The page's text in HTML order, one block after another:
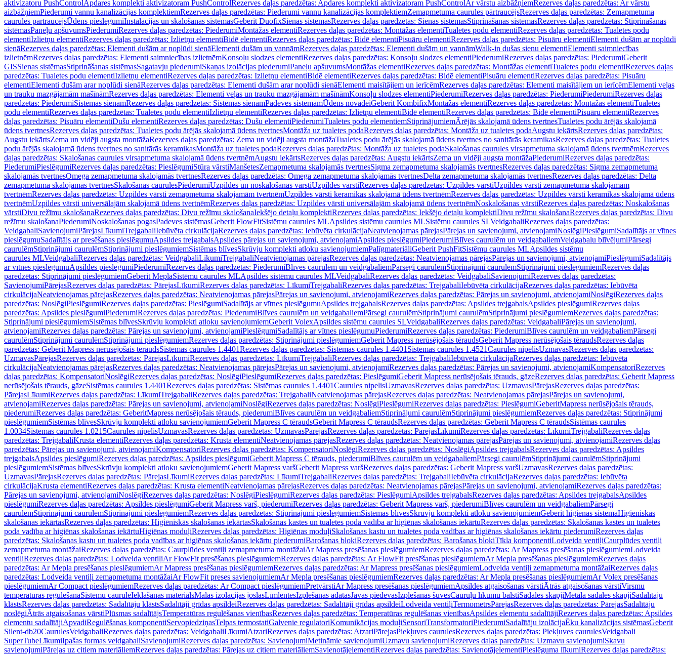
aktivizatoru PushControlApdares komplekti aktivizatoram PushControlRezerves daļas paredzētas: Apdares komplekti aktivizatoram PushControlAr vārstu aizbāžņiemRezerves daļas paredzētas: Ar vārstu
aizbāžņiemPiederumi vannu kanalizācijas komplektiemRezerves daļas paredzētas: Piederumi vannu kanalizācijas komplektiemZemapmetuma caurules pārtraucējsRezerves daļas paredzētas: Zemapmetuma
caurules pārtraucējsŪdens pieslēgumiInstalācijas un skalošanas sistēmasGeberit DuofixSienas sistēmasRezerves daļas paredzētas: Sienas sistēmasStiprināšanas sistēmasRezerves daļas paredzētas: Stiprināšanas
sistēmasPaneļu apšuvumsPiederumiRezerves daļas paredzētas: PiederumiMontāžas elementiRezerves daļas paredzētas: Montāžas elementiTualetes podu elementiRezerves daļas paredzētas: Tualetes podu
elementiIzlietņu elementiRezerves daļas paredzētas: Izlietņu elementiBidē elementiRezerves daļas paredzētas: Bidē elementiPisuāru elementiRezerves daļas paredzētas: Pisuāru elementiElementi dušām ar noplūdi
sienāRezerves daļas paredzētas: Elementi dušām ar noplūdi sienāElementi dušām un vannāmRezerves daļas paredzētas: Elementi dušām un vannāmWalk-in dušas sienu elementiElementi saimniecības
izlietnēmRezerves daļas paredzētas: Elementi saimniecības izlietnēmKonsoļu slodzes elementiRezerves daļas paredzētas: Konsoļu slodzes elementiPiederumiRezerves daļas paredzētas: PiederumiGeberit
GISSienas sistēmasStiprināšanas sistēmasSagatavju piederumiSkaņas izolācijas piederumiPaneļu apšuvumsMontāžas elementiRezerves daļas paredzētas: Montāžas elementiTualetes podu elementiRezerves daļas
paredzētas: Tualetes podu elementiIzlietņu elementiRezerves daļas paredzētas: Izlietņu elementiBidē elementiRezerves daļas paredzētas: Bidē elementiPisuāru elementiRezerves daļas paredzētas: Pisuāru
elementiElementi dušām arar noplūdi sienāRezerves daļas paredzētas: Elementi dušām arar noplūdi sienāElementi maisītājiem un ierīcēmRezerves daļas paredzētas: Elementi maisītājiem un ierīcēmElementi veļas
un trauku mazgājamām mašīnāmRezerves daļas paredzētas: Elementi veļas un trauku mazgājamām mašīnāmKonsoļu slodzes elementiPiederumiRezerves daļas paredzētas: PiederumiPiederumiRezerves daļas
paredzētas: PiederumiSistēmas sienāmRezerves daļas paredzētas: Sistēmas sienāmPadeves sistēmāmŪdens novadeiGeberit KombifixMontāžas elementiRezerves daļas paredzētas: Montāžas elementiTualetes
podu elementiRezerves daļas paredzētas: Tualetes podu elementiIzlietņu elementiRezerves daļas paredzētas: Izlietņu elementiBidē elementiRezerves daļas paredzētas: Bidē elementiPisuāru elementiRezerves
daļas paredzētas: Pisuāru elementiDušu elementiRezerves daļas paredzētas: Dušu elementiPiederumiTualetes podu elementiemStiprinājumiemĀrējās skalojamā ūdens tvertnesTualetes podu ārējās skalojamā
ūdens tvertnesRezerves daļas paredzētas: Tualetes podu ārējās skalojamā ūdens tvertnesMontāža uz tualetes podaRezerves daļas paredzētas: Montāža uz tualetes podaAugstu iekārtsRezerves daļas paredzētas:
Augstu iekārtsZema un vidēji augsta montāžaRezerves daļas paredzētas: Zema un vidēji augsta montāžaTualetes podu ārējās skalojamā ūdens tvertnes no sanitārās keramikasRezerves daļas paredzētas: Tualetes
podu ārējās skalojamā ūdens tvertnes no sanitārās keramikasMontāža uz tualetes podaRezerves daļas paredzētas: Montāža uz tualetes podaSkalošanas caurules virsapmetuma skalojamā ūdens tvertnēmRezerves
daļas paredzētas: Skalošanas caurules virsapmetuma skalojamā ūdens tvertnēmAugstu iekārtsRezerves daļas paredzētas: Augstu iekārtsZema un vidēji augsta montāžaPiederumiRezerves daļas paredzētas:
PiederumiPieslēgumiRezerves daļas paredzētas: PieslēgumiStūra vārstiManšetesZemapmetuma skalojamās tvertnesSigma zemapmetuma skalojamās tvertnesRezerves daļas paredzētas: Sigma zemapmetuma
skalojamās tvertnesOmega zemapmetuma skalojamās tvertnesRezerves daļas paredzētas: Omega zemapmetuma skalojamās tvertnesDelta zemapmetuma skalojamās tvertnesRezerves daļas paredzētas: Delta
zemapmetuma skalojamās tvertnesSkalošanas caurulesPiederumiUzpildes un noskalošanas vārstiUzpildes vārstiRezerves daļas paredzētas: Uzpildes vārstiUzpildes vārsti zemapmetuma skalojamām
tvertnēmRezerves daļas paredzētas: Uzpildes vārsti zemapmetuma skalojamām tvertnēmUzpildes vārsti keramikas skalojamā ūdens tvertnēmRezerves daļas paredzētas: Uzpildes vārsti keramikas skalojamā ūdens
tvertnēmUzpildes vārsti universālajām skalojamā ūdens tvertnēmRezerves daļas paredzētas: Uzpildes vārsti universālajām skalojamā ūdens tvertnēmNoskalošanas vārstiRezerves daļas paredzētas: Noskalošanas
vārstiDivu režīmu skalošanaRezerves daļas paredzētas: Divu režīmu skalošanaIekšējo detaļu komplektiRezerves daļas paredzētas: Iekšējo detaļu komplektiDivu režīmu skalošanaRezerves daļas paredzētas: Divu
režīmu skalošanaPiederumiNoskalošanas pogasPadeves sistēmasGeberit FlowFitSistēmu caurules MLApsildes sistēmu caurules MLSistēmu caurules SLVeidgabaliRezerves daļas paredzētas:
VeidgabaliSavienojumiPārejasLīkumiTrejgabaliIebūvēta cirkulācijaRezerves daļas paredzētas: Iebūvēta cirkulācijaNeatvienojamas pārejasPārejas un savienojumi, atvienojamiNoslēgiPieslēgumiSadalītājs ar vītnes
pieslēgumuSadalītājs ar presēšanas pieslēgumuApsildes trejgabalsApsildes pārejas un savienojumi, atvienojamiApsildes pieslēgumiPiederumiBlīves caurulēm un veidgabaliemVeidgabalu blīvējumiPārsegi
caurulēmStiprinājumi caurulēmStiprinājumi pieslēgumiemSistēmas blīvesSkrūvju komplekti atloku savienojumiemPalīgmateriāliGeberit PushFitSistēmu caurules MLApsildes sistēmu
caurules MLVeidgabaliRezerves daļas paredzētas: VeidgabaliLīkumiTrejgabaliNeatvienojamas pārejasRezerves daļas paredzētas: Neatvienojamas pārejasPārejas un savienojumi, atvienojamiPieslēgumiSadalītājs
ar vītnes pieslēgumuApsildes pieslēgumiPiederumiRezerves daļas paredzētas: PiederumiBlīves caurulēm un veidgabaliemPārsegi caurulēmStiprinājumi caurulēmStiprinājumi pieslēgumiemRezerves daļas
paredzētas: Stiprinājumi pieslēgumiemGeberit MeplaSistēmu caurules MLApsildes sistēmu caurules MLVeidgabaliRezerves daļas paredzētas: VeidgabaliSavienojumiRezerves daļas paredzētas:
SavienojumiPārejasRezerves daļas paredzētas: PārejasLīkumiRezerves daļas paredzētas: LīkumiTrejgabaliRezerves daļas paredzētas: TrejgabaliIebūvēta cirkulācijaRezerves daļas paredzētas: Iebūvēta
cirkulācijaNeatvienojamas pārejasRezerves daļas paredzētas: Neatvienojamas pārejasPārejas un savienojumi, atvienojamiRezerves daļas paredzētas: Pārejas un savienojumi, atvienojamiNoslēgiRezerves daļas
paredzētas: NoslēgiPieslēgumiRezerves daļas paredzētas: PieslēgumiSadalītājs ar vītnes pieslēgumuApsildes trejgabalsRezerves daļas paredzētas: Apsildes trejgabalsApsildes pieslēgumiRezerves daļas
paredzētas: Apsildes pieslēgumiPiederumiRezerves daļas paredzētas: PiederumiBlīves caurulēm un veidgabaliemPārsegi caurulēmStiprinājumi caurulēmStiprinājumi pieslēgumiemRezerves daļas paredzētas:
Stiprinājumi pieslēgumiemSistēmas blīvesSkrūvju komplekti atloku savienojumiemGeberit VolexApsildes sistēmu caurules SLVeidgabaliRezerves daļas paredzētas: VeidgabaliPārejas un savienojumi,
atvienojamiRezerves daļas paredzētas: Pārejas un savienojumi, atvienojamiPieslēgumiSadalītājs ar vītnes pieslēgumuPiederumiRezerves daļas paredzētas: PiederumiBlīves caurulēm un veidgabaliemPārsegi
caurulēmStiprinājumi caurulēmStiprinājumi pieslēgumiemRezerves daļas paredzētas: Stiprinājumi pieslēgumiemGeberit Mapress nerūsējošais tēraudsGeberit Mapress nerūsējošais tēraudsRezerves daļas
paredzētas: Geberit Mapress nerūsējošais tēraudsSistēmas caurules 1.4401Rezerves daļas paredzētas: Sistēmas caurules 1.4401 Sistēmas caurules 1.4521Caurules nipelisUzmavasRezerves daļas paredzētas:
UzmavasPārejasRezerves daļas paredzētas: PārejasLīkumiRezerves daļas paredzētas: LīkumiTrejgabaliRezerves daļas paredzētas: TrejgabaliIebūvēta cirkulācijaRezerves daļas paredzētas: Iebūvēta
cirkulācijaNeatvienojamas pārejasRezerves daļas paredzētas: Neatvienojamas pārejasPārejas un savienojumi, atvienojamiRezerves daļas paredzētas: Pārejas un savienojumi, atvienojamiKompensatoriRezerves
daļas paredzētas: KompensatoriNoslēgiRezerves daļas paredzētas: NoslēgiPieslēgumiRezerves daļas paredzētas: PieslēgumiGeberit Mapress nerūsējošais tērauds, gāzeRezerves daļas paredzētas: Geberit Mapress
nerūsējošais tērauds, gāzeSistēmas caurules 1.4401Rezerves daļas paredzētas: Sistēmas caurules 1.4401Caurules nipelisUzmavasRezerves daļas paredzētas: UzmavasPārejasRezerves daļas paredzētas:
PārejasLīkumiRezerves daļas paredzētas: LīkumiTrejgabaliRezerves daļas paredzētas: TrejgabaliNeatvienojamas pārejasRezerves daļas paredzētas: Neatvienojamas pārejasPārejas un savienojumi,
atvienojamiRezerves daļas paredzētas: Pārejas un savienojumi, atvienojamiNoslēgiRezerves daļas paredzētas: NoslēgiPieslēgumiRezerves daļas paredzētas: PieslēgumiGeberitMapress nerūsējošais tērauds,
piederumiRezerves daļas paredzētas: GeberitMapress nerūsējošais tērauds, piederumiBlīves caurulēm un veidgabaliemStiprinājumi caurulēmStiprinājumi pieslēgumiemRezerves daļas paredzētas: Stiprinājumi
pieslēgumiemSistēmas blīvesSkrūvju komplekti atloku savienojumiemGeberit Mapress C tēraudsGeberit Mapress C tēraudsRezerves daļas paredzētas: Geberit Mapress C tēraudsSistēmas caurules
1.0034Sistēmas caurules 1.0215Caurules nipelisUzmavasRezerves daļas paredzētas: UzmavasPārejasRezerves daļas paredzētas: PārejasLīkumiRezerves daļas paredzētas: LīkumiTrejgabaliRezerves daļas
paredzētas: TrejgabaliKrusta elementiRezerves daļas paredzētas: Krusta elementiNeatvienojamas pārejasRezerves daļas paredzētas: Neatvienojamas pārejasPārejas un savienojumi, atvienojamiRezerves daļas
paredzētas: Pārejas un savienojumi, atvienojamiKompensatoriRezerves daļas paredzētas: KompensatoriNoslēgiRezerves daļas paredzētas: NoslēgiApsildes trejgabalsRezerves daļas paredzētas: Apsildes
trejgabalsApsildes pieslēgumiRezerves daļas paredzētas: Apsildes pieslēgumiGeberit Mapress C tērauds, piederumiBlīves caurulēm un veidgabaliemPārsegi caurulēmStiprinājumi caurulēmStiprinājumi
pieslēgumiemSistēmas blīvesSkrūvju komplekti atloku savienojumiemGeberit Mapress varšGeberit Mapress varšRezerves daļas paredzētas: Geberit Mapress varšUzmavasRezerves daļas paredzētas:
UzmavasPārejasRezerves daļas paredzētas: PārejasLīkumiRezerves daļas paredzētas: LīkumiTrejgabaliRezerves daļas paredzētas: TrejgabaliIebūvēta cirkulācijaRezerves daļas paredzētas: Iebūvēta
cirkulācijaKrusta elementiRezerves daļas paredzētas: Krusta elementiNeatvienojamas pārejasRezerves daļas paredzētas: Neatvienojamas pārejasPārejas un savienojumi, atvienojamiRezerves daļas paredzētas:
Pārejas un savienojumi, atvienojamiNoslēgiRezerves daļas paredzētas: NoslēgiPieslēgumiRezerves daļas paredzētas: PieslēgumiApsildes trejgabalsRezerves daļas paredzētas: Apsildes trejgabalsApsildes
pieslēgumiRezerves daļas paredzētas: Apsildes pieslēgumiGeberit Mapress varš, piederumiRezerves daļas paredzētas: Geberit Mapress varš, piederumiBlīves caurulēm un veidgabaliemPārsegi
caurulēmStiprinājumi caurulēmStiprinājumi pieslēgumiemRezerves daļas paredzētas: Stiprinājumi pieslēgumiemSistēmas blīvesSkrūvju komplekti atloku savienojumiemGeberit higiēnas sistēmaHigiēniskās
skalošanas iekārtasRezerves daļas paredzētas: Higiēniskās skalošanas iekārtasSkalošanas kastes un tualetes poda vadība ar higiēnas skalošanas iekārtuRezerves daļas paredzētas: Skalošanas kastes un tualetes
poda vadība ar higiēnas skalošanas iekārtuHigiēnas moduļiRezerves daļas paredzētas: Higiēnas moduļiSkalošanas kastu un tualetes poda vadības ar higiēnas skalošanas iekārtu piederumiRezerves daļas
paredzētas: Skalošanas kastu un tualetes poda vadības ar higiēnas skalošanas iekārtu piederumiBarošanas blokiRezerves daļas paredzētas: Barošanas blokiTīkla komponentiLodveida ventiļiCaurplūdes ventiļi
zemapmetuma montāžaiRezerves daļas paredzētas: Caurplūdes ventiļi zemapmetuma montāžaiAr Mapress presēšanas pieslēgumiemRezerves daļas paredzētas: Ar Mapress presēšanas pieslēgumiemLodveida
ventiļiRezerves daļas paredzētas: Lodveida ventiļiAr FlowFit presēšanas pieslēgumiemRezerves daļas paredzētas: Ar FlowFit presēšanas pieslēgumiemAr Mepla presēšanas pieslēgumiemRezerves daļas
paredzētas: Ar Mepla presēšanas pieslēgumiemAr Mapress presēšanas pieslēgumiemRezerves daļas paredzētas: Ar Mapress presēšanas pieslēgumiemLodveida ventiļi zemapmetuma montāžaiRezerves daļas
paredzētas: Lodveida ventiļi zemapmetuma montāžaiAr FlowFit preses savienojumiemAr Mepla presēšanas pieslēgumiemRezerves daļas paredzētas: Ar Mepla presēšanas pieslēgumiemAr Volex presēšanas
pieslēgumiemAr Compact pieslēgumiemRezerves daļas paredzētas: Ar Compact pieslēgumiemPretvārstiAr Mapress presēšanas pieslēgumiemApsildes atgaisošanas vārstiĀtrās atgaisošanas vārstiVirsmu
temperatūras regulēšanaSistēmu cauruleIeklāšanas materiālsMalas izolācijas joslasLīmlentesIzplešanas adatasJavas piedevasIzplešanās šuvesCauruļu līkumu balstiSadales skapjiMetāla sadales skapjiSadalītāju
klāstsRezerves daļas paredzētas: Sadalītāju klāstsSadalītāji grīdas apsildeiRezerves daļas paredzētas: Sadalītāji grīdas apsildeiLodveida ventiļiTermometrsPārejasRezerves daļas paredzētas: PārejasSadalītāju
noslēgiĀtrās atgaisošanas vārstiPlūsmas sadalītājsTemperatūras regulēšanas vienībasRezerves daļas paredzētas: Temperatūras regulēšanas vienībasApsildes elementu sadalītājiRezerves daļas paredzētas: Apsildes
elementu sadalītājiApvadiRegulēšanas komponentiServopiedziņasTelpas termostatiGalvenie regulatoriKomunikācijas moduļiSensoriTransformatoriPiederumiSadalītāju izolācijaĒku kanalizācijas sistēmasGeberit
Silent-db20CaurulesVeidgabaliRezerves daļas paredzētas: VeidgabaliLīkumiAtzariRezerves daļas paredzētas: AtzariPārejasPiekļuves caurulesRezerves daļas paredzētas: Piekļuves caurulesVeidgabali
SuperTubeLīkumiĪpašas formas veidgabaliSavienojumiRezerves daļas paredzētas: SavienojumiMetināmie savienojumiUzmavu savienojumiRezerves daļas paredzētas: Uzmavu savienojumiSkavu
savienojumiPārejas uz citiem materiāliemRezerves daļas paredzētas: Pārejas uz citiem materiāliemSavienotājelementiRezerves daļas paredzētas: SavienotājelementiPieslēguma līkumiRezerves daļas paredzētas: